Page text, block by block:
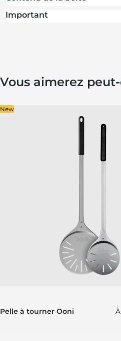
Important
Vous aimerez
New
Pelle à tourner Ooni